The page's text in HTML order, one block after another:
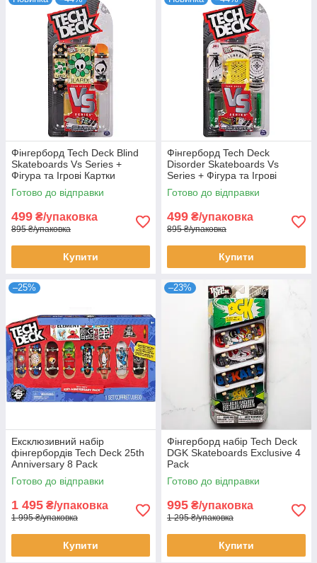
Фінгерборд Tech Deck Blind
Skateboards Vs Series +
Фігура та Ігрові Картки
(уцінка, пошкоджена
упаковка)
Готово до відправки
499 ₴/упаковка
895 ₴/упаковка
Купити
Фінгерборд Tech Deck
Disorder Skateboards Vs
Series + Фігура та Ігрові
Картки (уцінка, пошкоджена
упаковка)
Готово до відправки
499 ₴/упаковка
895 ₴/упаковка
Купити
–25%
Ексклюзивний набір
фінгербордів Tech Deck 25th
Anniversary 8 Pack
Готово до відправки
1 495 ₴/упаковка
1 995 ₴/упаковка
Купити
–23%
Фінгерборд набір Tech Deck
DGK Skateboards Exclusive 4
Pack
Готово до відправки
995 ₴/упаковка
1 295 ₴/упаковка
Купити